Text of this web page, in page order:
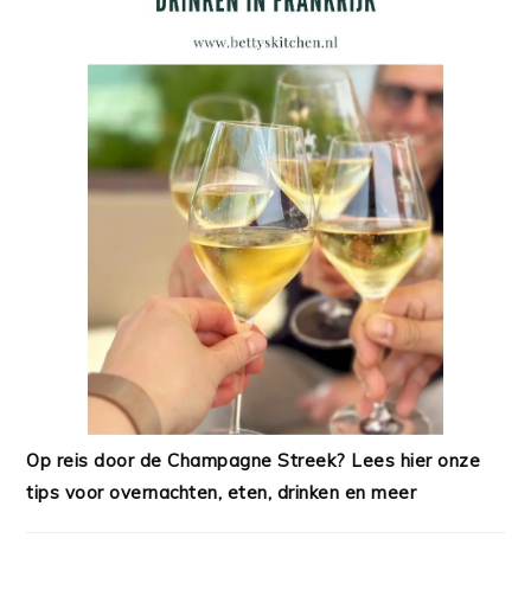
Op reis door de Champagne Streek? Lees hier onze
tips voor overnachten, eten, drinken en meer